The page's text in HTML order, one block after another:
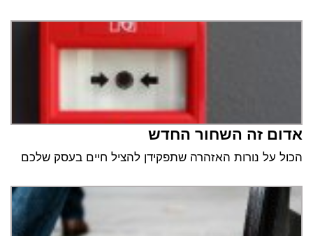
אדום זה השחור החדש
הכול על נורות האזהרה שתפקידן להציל חיים בעסק שלכם